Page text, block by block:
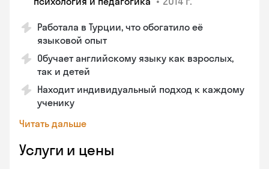
Работала в Турции, что обогатило её
языковой опыт
Обучает английскому языку как взрослых,
так и детей
Находит индивидуальный подход к каждому
ученику
Читать дальше
Услуги и цены